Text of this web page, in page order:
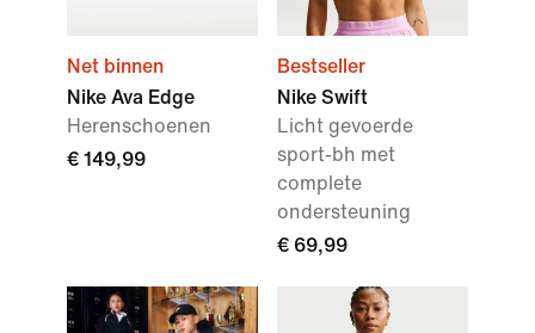
Net binnen
Nike Ava Edge
Herenschoenen
€ 149,99
Bestseller
Nike Swift
Licht gevoerde
sport-bh met
complete
ondersteuning
€ 69,99